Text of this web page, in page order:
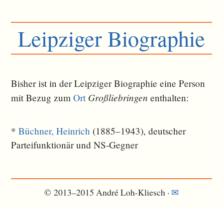
Leipziger Biographie
Bisher ist in der Leipziger Biographie eine Person
mit Bezug zumOrt Großliebringen ent­halten:
*Büchner, Heinrich (1885–1943), deutscher
Parteifunktionär und NS-Gegner
© 2013–2015 André Loh-Kliesch · ✉